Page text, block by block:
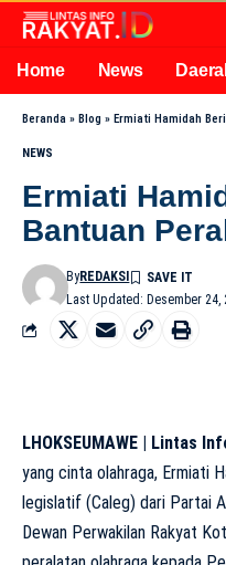
Home News
Beranda » Blog » Ermiati Hamidah
NEWS
Ermiati
Bantuan
Last Updated: Desember 24,
ByREDAKSI
LHOKSEUMAWE | Lintas
yang cinta olahraga, Ermiati
legislatif (Caleg) dari Partai
Dewan Perwakilan Rakyat